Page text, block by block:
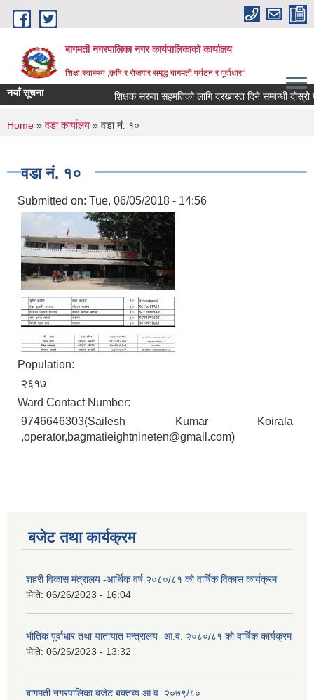
Skip to main content
बागमती नगरपालिका नगर कार्यपालिकाको कार्यालय
शिक्षा,स्वास्थ्य ,कृषि र रोजगार समृद्ध बागमती पर्यटन र पूर्वाधार”
नयाँ सूचना शिक्षक सरुवा सहमतिको लागि दरखास्त दिने सम्बन्धी
You are here
Home » वडा कार्यालय » वडा नं. १०
वडा नं. १०
Submitted on: Tue, 06/05/2018 - 14:56
Population:
२६१७
Ward Contact Number:
9746646303(Sailesh Kumar Koirala
,operator,bagmatieightnineten@gmail.com)
बजेट तथा कार्यक्रम
शहरी विकास मंत्रालय -आर्थिक वर्ष २०८०/८१ को वार्षिक विकास कार्यक्रम
मिति: 06/26/2023 - 16:04
भौतिक पूर्वाधार तथा यातायात मन्त्रालय -आ.व. २०८०/८१ को वार्षिक कार्यक्रम
मिति: 06/26/2023 - 13:32
बागमती नगरपालिका बजेट बक्तब्य आ.व. २०७९/८०